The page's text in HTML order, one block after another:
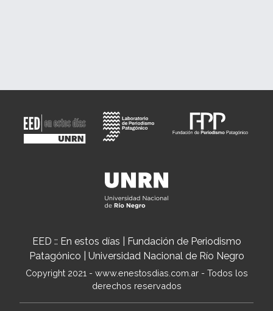
EED :: En estos días | Fundación de Periodismo
Patagónico | Universidad Nacional de Río Negro
Copyright 2021 - www.enestosdias.com.ar - Todos los
derechos reservados